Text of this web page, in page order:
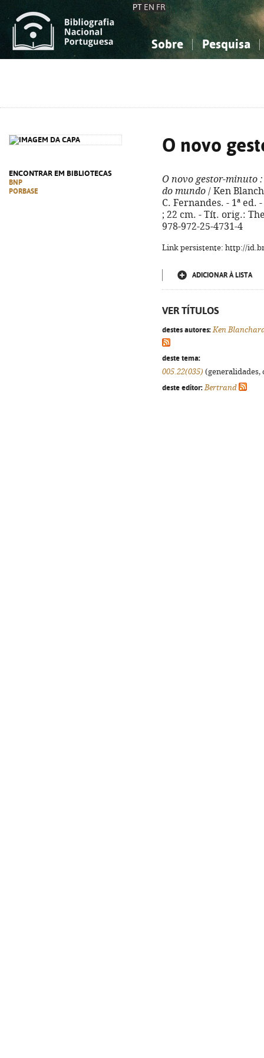
PT EN FR
Sobre Pesquisa
ENCONTRAR EM BIBLIOTECAS
BNP
PORBASE
O novo
O novo gestor-minuto
do mundo / Ken
C. Fernandes. - 1ª ed.
; 22 cm. - Tít. orig.:
978-972-25-4731-4
Link persistente: http://
ADICIONAR À LISTA
VER TÍTULOS
destes autores: Ken
deste tema:
005.22(035) (generalidades,
deste editor: Bertrand